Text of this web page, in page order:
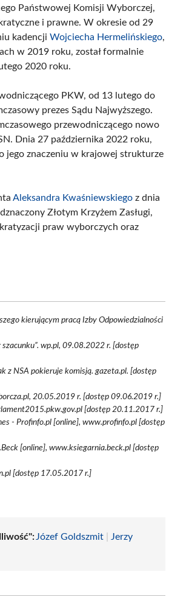
Państwowej Komisji Wyborczej,
i prawne. W okresie od 29
kadencjiWojciecha Hermelińskiego,
w 2019 roku, został formalnie
2020 roku.
PKW, od 13 lutego do
prezes Sądu Najwyższego.
przewodniczącego nowo
Dnia 27 października 2022 roku,
jego znaczeniu w krajowej strukturze
Aleksandra Kwaśniewskiego z dnia
Złotym Krzyżem Zasługi,
praw wyborczych oraz
kierującym pracą Izby Odpowiedzialności
szacunku”. wp.pl, 09.08.2022 r. [dostęp
z NSA pokieruje komisją. gazeta.pl. [dostęp
20.05.2019 r. [dostęp 09.06.2019 r.]
[dostęp 20.11.2017 r.]
- Profinfo.pl [online], www.profinfo.pl [dostęp
[online], www.ksiegarnia.beck.pl [dostęp
[dostęp 17.05.2017 r.]
Józef Goldszmit
Jerzy